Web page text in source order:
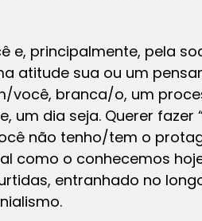
e, principalmente, pela
atitude sua ou um
você, branca/o, um
dia seja. Querer fazer
não tenho/tem o
como o conhecemos
entranhado no